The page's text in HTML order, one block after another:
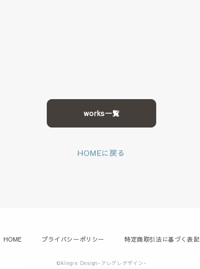
works一覧
HOMEに戻る
HOME プライバシーポリシー 特定商取引法に基づく表記
©Alegre Design-アレグレデザイン-